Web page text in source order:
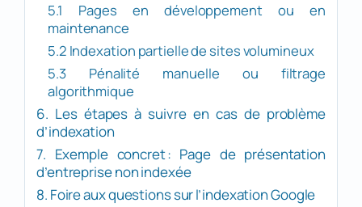
5.1 Pages en développement ou en
maintenance
5.2 Indexation partielle de sites volumineux
5.3 Pénalité manuelle ou filtrage
algorithmique
6. Les étapes à suivre en cas de problème
d’indexation
7. Exemple concret : Page de présentation
d’entreprise non indexée
8. Foire aux questions sur l’indexation Google